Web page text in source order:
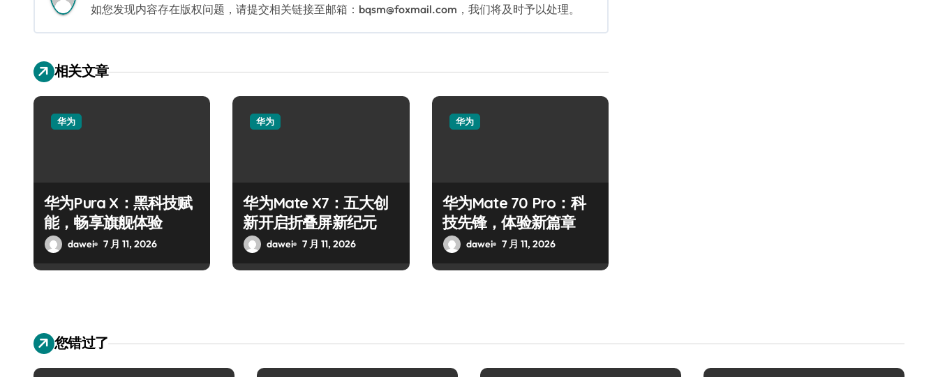
如您发现内容存在版权问题，请提交相关链接至邮箱：bqsm@foxmail.com，我们将及时予以处理。
相关文章
华为
华为Pura X：黑科技赋
能，畅享旗舰体验
dawei 7 月 11, 2026
华为
华为Mate X7：五大创
新开启折叠屏新纪元
dawei 7 月 11, 2026
华为
华为Mate 70 Pro：科
技先锋，体验新篇章
dawei 7 月 11, 2026
您错过了